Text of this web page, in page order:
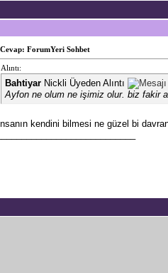
Cevap: ForumYeri Sohbet
Alıntı:
Bahtiyar Nickli Üyeden Alıntı
Ayfon ne olum ne işimiz olur. biz fakir
kendini bilmesi ne güzel bi